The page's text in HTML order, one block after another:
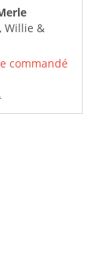
Willie &
Of
commandé